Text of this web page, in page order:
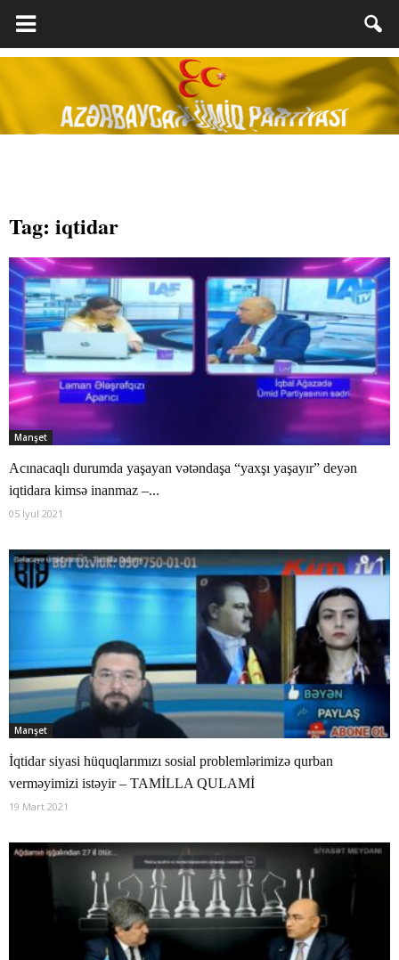
Tag: iqtidar
Manşet
Acınacaqlı durumda yaşayan vətəndaşa “yaxşı yaşayır” deyən
iqtidara kimsə inanmaz –...
05 İyul 2021
Manşet
İqtidar siyasi hüquqlarımızı sosial problemlərimizə qurban
verməyimizi istəyir – TAMİLLA QULAMİ
19 Mart 2021